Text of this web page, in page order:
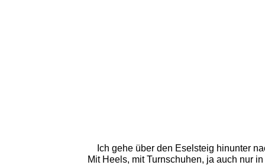
Ich gehe über den Eselsteig hinunter
Mit Heels, mit Turnschuhen, ja auch nur